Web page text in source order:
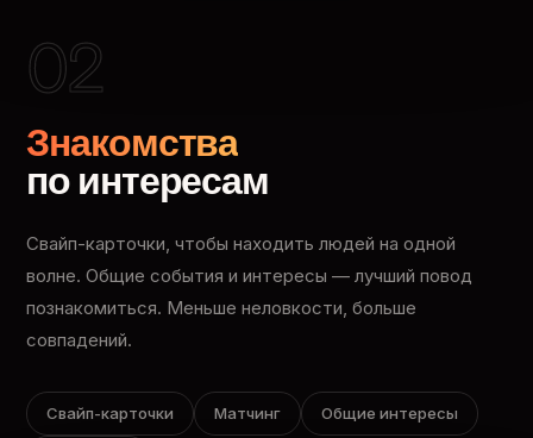
02
Знакомства
по интересам
Свайп-карточки, чтобы находить людей на одной
волне. Общие события и интересы — лучший повод
познакомиться. Меньше неловкости, больше
совпадений.
Свайп-карточки Матчинг Общие интересы